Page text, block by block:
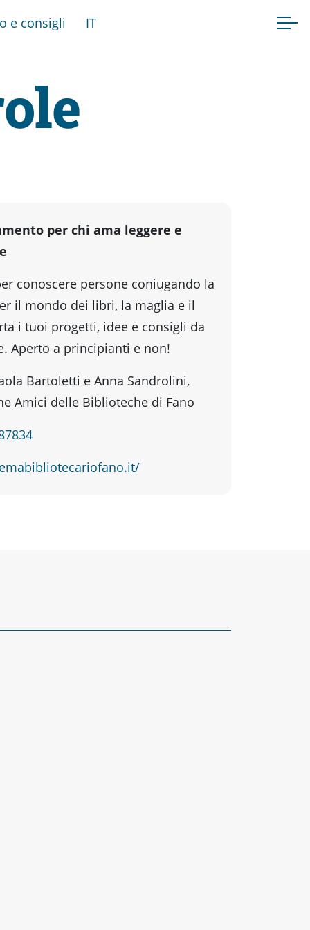
e consigli IT
per chi ama leggere e
conoscere persone coniugando la
il mondo dei libri, la maglia e il
i tuoi progetti, idee e consigli da
Aperto a principianti e non!
Bartoletti e Anna Sandrolini,
Amici delle Biblioteche di Fano